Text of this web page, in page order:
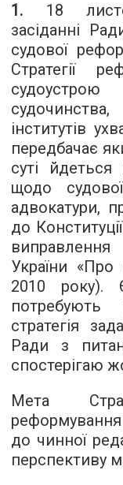
1. 18
засіданні
судової
Стратегії
інститутів
передбачає
суті йдеться
щодо
адвокатури,
до
України «Про
2010 року).
стратегія
Ради з
спостерігаю
Мета
реформування
до чинної
перспективу